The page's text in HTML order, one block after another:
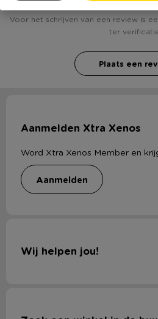
Voor het schrijven van een review is
ter
Plaats een
Aanmelden Xtra Xenos
Word Xtra Xenos Member en
aanmelden
Wij helpen jou!